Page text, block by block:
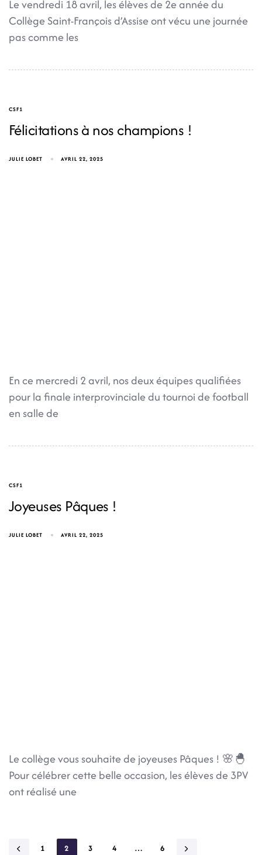
Le vendredi 18 avril, les élèves de 2e année du
Collège Saint-François d’Assise ont vécu une journée
pas comme les
CSF1
Félicitations à nos champions !
JULIE LOBET AVRIL 22, 2025
En ce mercredi 2 avril, nos deux équipes qualifiées
pour la finale interprovinciale du tournoi de football
en salle de
CSF1
Joyeuses Pâques !
JULIE LOBET AVRIL 22, 2025
Le collège vous souhaite de joyeuses Pâques ! 🌸🐣
Pour célébrer cette belle occasion, les élèves de 3PV
ont réalisé une
1 2 3 4 … 6